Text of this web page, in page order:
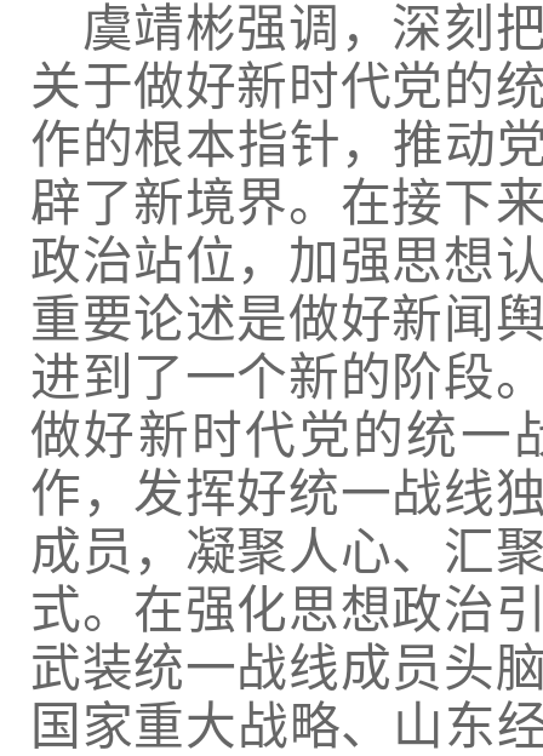
虞靖彬强调，深刻
关于做好新时代党的
作的根本指针，推动
辟了新境界。在接下
政治站位，加强思想
重要论述是做好新闻
进到了一个新的阶段
做好新时代党的统一
作，发挥好统一战线
成员，凝聚人心、汇
式。在强化思想政治
武装统一战线成员头
国家重大战略、山东